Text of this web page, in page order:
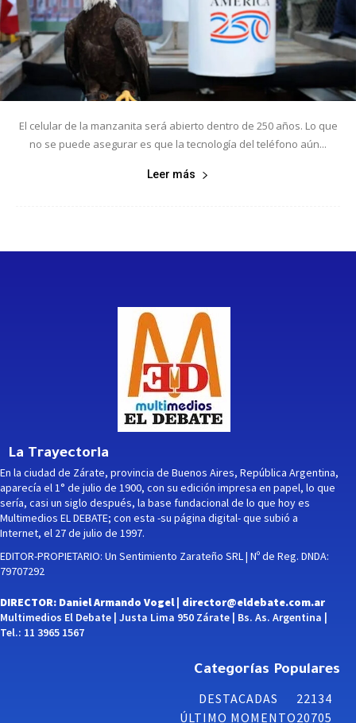
El celular de la manzanita será abierto dentro de 250 años. Lo que
no se puede asegurar es que la tecnología del teléfono aún...
Leer más
La Trayectoria
En la ciudad de Zárate, provincia de Buenos Aires, República Argentina,
aparecía el 1° de julio de 1900, con su edición impresa en papel, lo que
sería, casi un siglo después, la base fundacional de lo que hoy es
Multimedios EL DEBATE; con esta -su página digital- que subió a
Internet, el 27 de julio de 1997.
EDITOR-PROPIETARIO: Un Sentimiento Zarateño SRL | Nº de Reg. DNDA:
79707292
DIRECTOR: Daniel Armando Vogel | director@eldebate.com.ar
Multimedios El Debate | Justa Lima 950 Zárate | Bs. As. Argentina |
Tel.: 11 3965 1567
Categorías Populares
DESTACADAS
22134
ÚLTIMO MOMENTO20705